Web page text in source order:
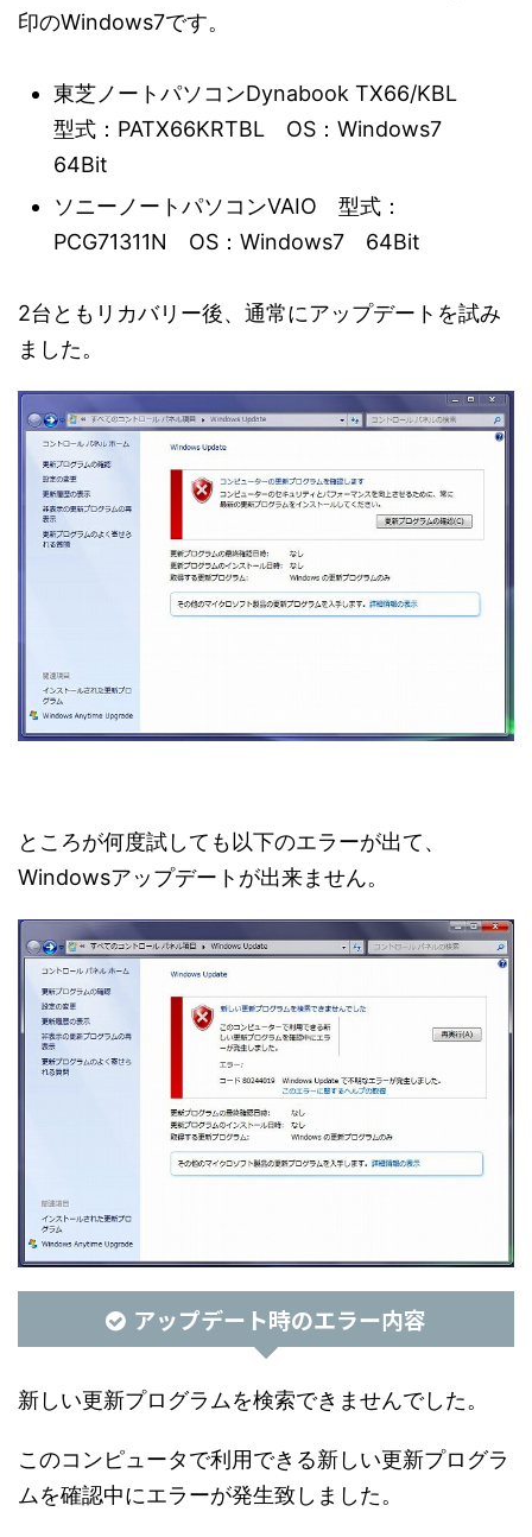
印のWindows7です。
東芝ノートパソコンDynabook TX66/KBL
型式：PATX66KRTBL OS：Windows7
64Bit
ソニーノートパソコンVAIO 型式：
PCG71311N OS：Windows7 64Bit
2台ともリカバリー後、通常にアップデートを試み
ました。
ところが何度試しても以下のエラーが出て、
Windowsアップデートが出来ません。
アップデート時のエラー内容
新しい更新プログラムを検索できませんでした。
このコンピュータで利用できる新しい更新プログラ
ムを確認中にエラーが発生致しました。